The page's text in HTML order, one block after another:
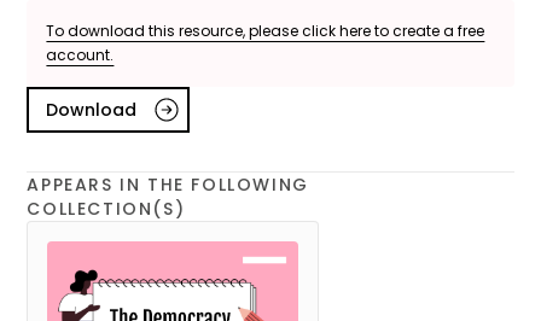
To download this resource, please click here to create a free
account.
Download
APPEARS IN THE FOLLOWING
COLLECTION(S)